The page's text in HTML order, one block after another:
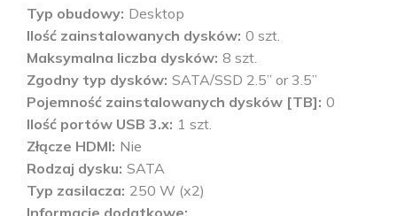
Typ obudowy Desktop
Ilość zainstalowanych dysków 0 szt.
Maksymalna liczba dysków 8 szt.
Zgodny typ dysków SATA/SSD 2.5” or 3.5”
Pojemność zainstalowanych dysków [TB] 0
Ilość portów USB 3.x 1 szt.
Złącze HDMI Nie
Rodzaj dysku SATA
Typ zasilacza 250 W (x2)